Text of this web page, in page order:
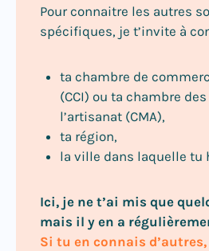
Pour connaitre les autres
spécifiques, je t’invite à
ta chambre de
(CCI) ou ta chambre
l’artisanat (CMA),
ta région,
la ville dans laquelle tu
Ici, je ne t’ai mis que
mais il y en a
Si tu en connais